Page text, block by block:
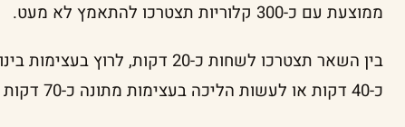
ממוצעת עם כ-300 קלוריות תצטרכו להתאמץ לא מעט.
בין השאר תצטרכו לשחות כ-20 דקות,
כ-40 דקות או לעשות הליכה בעצימות מתונה כ-70 דקות סך הכול.